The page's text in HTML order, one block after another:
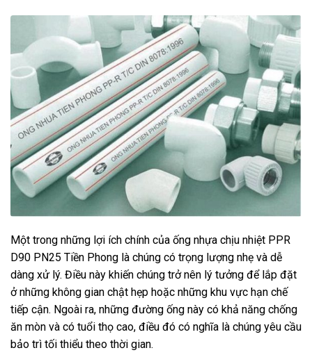
Một trong những lợi ích chính của ống nhựa chịu nhiệt PPR
D90 PN25 Tiền Phong là chúng có trọng lượng nhẹ và dễ
dàng xử lý. Điều này khiến chúng trở nên lý tưởng để lắp đặt
ở những không gian chật hẹp hoặc những khu vực hạn chế
tiếp cận. Ngoài ra, những đường ống này có khả năng chống
ăn mòn và có tuổi thọ cao, điều đó có nghĩa là chúng yêu cầu
bảo trì tối thiểu theo thời gian.